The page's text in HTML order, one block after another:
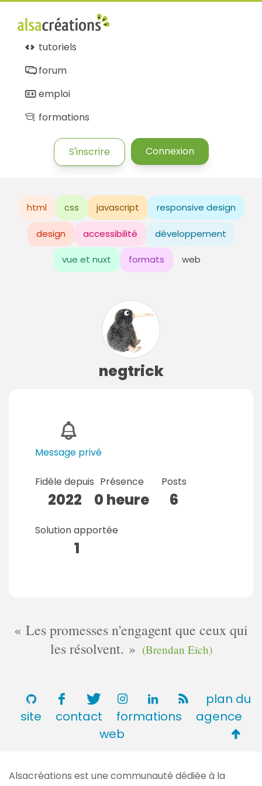
tutoriels
forum
emploi
formations
S'inscrire Connexion
html css javascript responsive design
design accessibilité développement
vue et nuxt formats web
negtrick
Message privé
Fidèle depuis
2022
Présence
0 heure
Posts
6
Solution apportée
1
Les promesses n'engagent que ceux qui
les résolvent.
(Brendan Eich)
plan du
site
contact formations
agence
web
Alsacréations est une communauté dédiée à la